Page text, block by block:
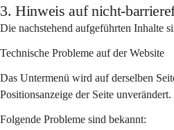
3. Hinweis auf nicht-
Die nachstehend aufgeführten Inhalte
Technische Probleme auf der Website
Das Untermenü wird auf derselben
Positionsanzeige der Seite unverändert.
Folgende Probleme sind bekannt: